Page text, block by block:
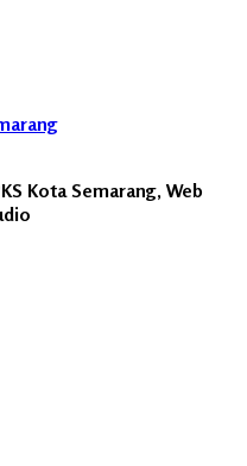
Kota Semarang, Web